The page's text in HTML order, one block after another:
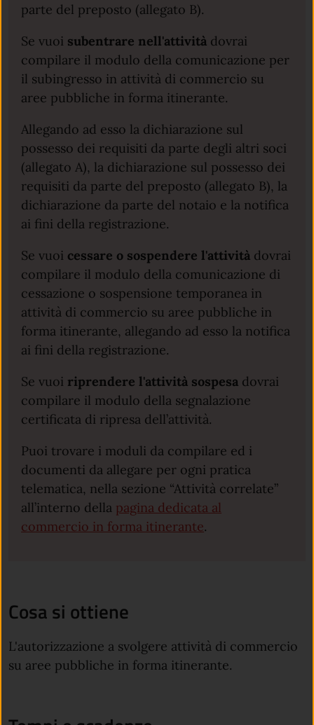
parte del preposto (allegato B).
Se vuoi subentrare nell'attività dovrai
compilare il modulo della comunicazione per
il subingresso in attività di commercio su
aree pubbliche in forma itinerante.
Allegando ad esso la dichiarazione sul
possesso dei requisiti da parte degli altri soci
(allegato A), la dichiarazione sul possesso dei
requisiti da parte del preposto (allegato B), la
dichiarazione da parte del notaio e la notifica
ai fini della registrazione.
Se vuoi cessare o sospendere l'attività dovrai
compilare il modulo della comunicazione di
cessazione o sospensione temporanea in
attività di commercio su aree pubbliche in
forma itinerante, allegando ad esso la notifica
ai fini della registrazione.
Se vuoi riprendere l'attività sospesa dovrai
compilare il modulo della segnalazione
certificata di ripresa dell’attività.
Puoi trovare i moduli da compilare ed i
documenti da allegare per ogni pratica
telematica, nella sezione “Attività correlate”
all’interno della pagina dedicata al
commercio in forma itinerante.
Cosa si ottiene
L'autorizzazione a svolgere attività di commercio
su aree pubbliche in forma itinerante.